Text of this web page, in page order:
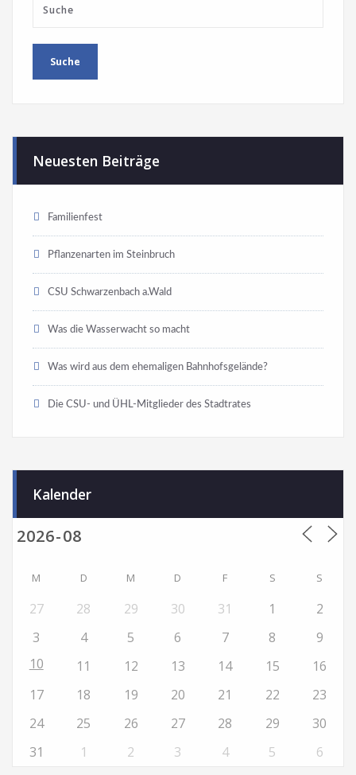
Neuesten Beiträge
Familienfest
Pflanzenarten im Steinbruch
CSU Schwarzenbach a.Wald
Was die Wasserwacht so macht
Was wird aus dem ehemaligen Bahnhofsgelände?
Die CSU- und ÜHL-Mitglieder des Stadtrates
Kalender
M D M D F S S
27 28 29 30 31 1
2
3
4 5 6 7 8
9
10
11 12 13 14 15
16
17
18 19 20 21 22
23
24
25 26 27 28 29
30
31
1 2 3 4 5 6